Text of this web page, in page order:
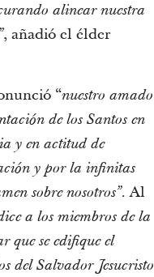
alinear nuestra
, añadió el élder
“nuestro amado
de los Santos en
y en actitud de
y por la infinitas
sobre nosotros”. Al
a los miembros de la
que se edifique el
del Salvador Jesucristo